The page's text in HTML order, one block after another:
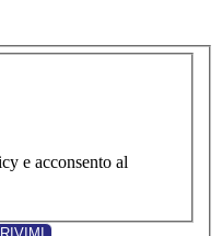
e acconsento al